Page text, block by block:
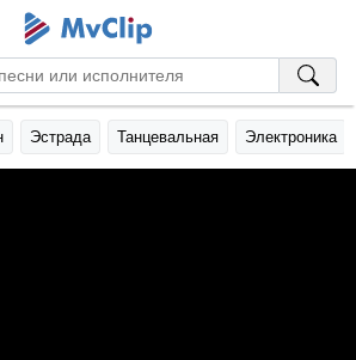
Эстрада Танцевальная Электроника